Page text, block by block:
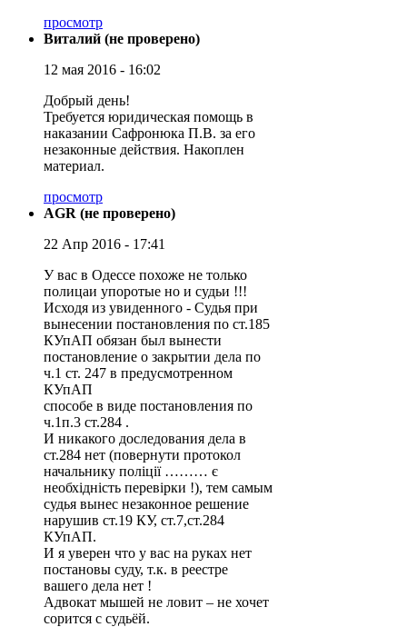
просмотр
Виталий (не проверено)
12 мая 2016 - 16:02
Добрый день!
Требуется юридическая помощь в
наказании Сафронюка П.В. за его
незаконные действия. Накоплен
материал.
просмотр
AGR (не проверено)
22 Апр 2016 - 17:41
У вас в Одессе похоже не только
полицаи упоротые но и судьи !!!
Исходя из увиденного - Судья при
вынесении постановления по ст.185
КУпАП обязан был вынести
постановление о закрытии дела по
ч.1 ст. 247 в предусмотренном
КУпАП
способе в виде постановления по
ч.1п.3 ст.284 .
И никакого доследования дела в
ст.284 нет (повернути протокол
начальнику поліції ……… є
необхідність перевірки !), тем самым
судья вынес незаконное решение
нарушив ст.19 КУ, ст.7,ст.284
КУпАП.
И я уверен что у вас на руках нет
постановы суду, т.к. в реестре
вашего дела нет !
Адвокат мышей не ловит – не хочет
сорится с судьёй.